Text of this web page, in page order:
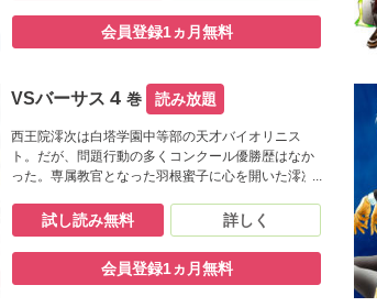
捕され、孤児同然の実留加は蜜子の知人の養女とな
りアメリカへ渡った。1人になった澪次はバイオリン
会員登録1ヵ月無料
VSバーサス4巻 読み放題
西王院澪次は白塔学園中等部の天才バイオリニス
ト。だが、問題行動の多くコンクール優勝歴はなか
った。専属教官となった羽根蜜子に心を開いた澪次
フィルの企画でソリストを務めることになった澪次
は蜜子、葵、那智とNYにやって来た。そこで澪次は
NYフィルハーモニアの指揮者・バルトロメオに出会
う。蜜子とバルトロメオの関わりを知った澪次は、
試し読み無料 詳しく
会員登録1ヵ月無料